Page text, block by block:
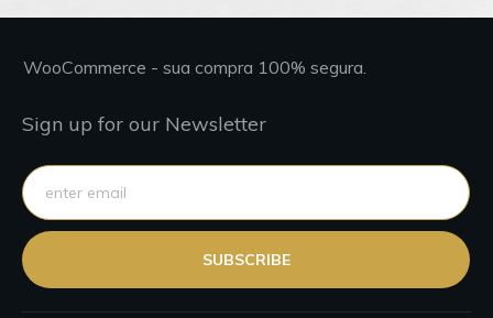
WooCommerce - sua compra 100% segura.
Sign up for our Newsletter
SUBSCRIBE